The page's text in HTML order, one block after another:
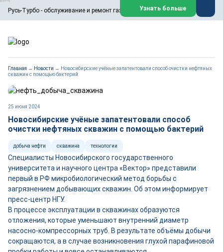
Русь-Турбо - обслуживание и ремонт газовых паровых турбин
ООО «Русь-Турбо» занимается сервисом газовых и паровых
турбин, комплексным ремонтом, восстановлением,
техническим обслуживанием оборудования ТЭС,
работают на нефтегазовых, нефтехимических,
металлургических и других предприятиях.
Реклама. ООО «Русь-Турбо», ИНН 7802588950
erid: F7NfYUJCUneVdwPs4znf
Перейти на сайт
Узнать больше
Главная → Новости → Новосибирские учёные запатентовали способ очистки нефтяных
скважин с помощью бактерий
25 июня 2024
Новосибирские учёные запатентовали способ
очистки нефтяных скважин с помощью бактерий
добыча нефти скважина технологии
Специалисты Новосибирского государственного
университета и научного центра «Вектор» представили
первый в РФ микробиологический метод борьбы с
загрязнением добывающих скважин. Об этом информирует
пресс-центр НГУ.
В процессе эксплуатации в скважинах образуются
отложения, которые уменьшают внутренний диаметр
насосно-компрессорных труб. В результате объёмы добычи
сокращаются, а в случае возникновения глухой парафиновой